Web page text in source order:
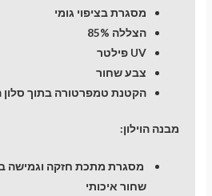
מסגרת בציפוי גומי
הצללה 85%
UV פילטר
צבע שחור
הקטנת טמפרטורה בתוך סלון
מבנה הוילון:
שחור איכותי